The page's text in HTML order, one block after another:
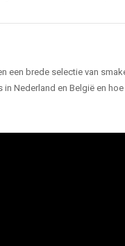
een brede selectie van
Nederland en België en